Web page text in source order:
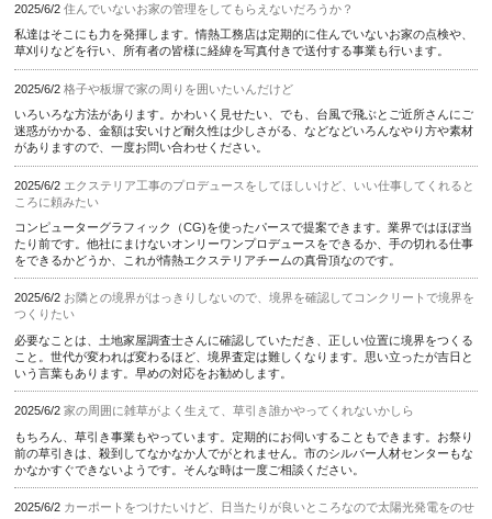
2025/6/2 住んでいないお家の管理をしてもらえないだろうか？
私達はそこにも力を発揮します。情熱工務店は定期的に住んでいないお家の点検や、
草刈りなどを行い、所有者の皆様に経緯を写真付きで送付する事業も行います。
2025/6/2 格子や板塀で家の周りを囲いたいんだけど
いろいろな方法があります。かわいく見せたい、でも、台風で飛ぶとご近所さんにご
迷惑がかかる、金額は安いけど耐久性は少しさがる、などなどいろんなやり方や素材
がありますので、一度お問い合わせください。
2025/6/2 エクステリア工事のプロデュースをしてほしいけど、いい仕事してくれると
ころに頼みたい
コンピューターグラフィック（CG)を使ったパースで提案できます。業界ではほぼ当
たり前です。他社にまけないオンリーワンプロデュースをできるか、手の切れる仕事
をできるかどうか、これが情熱エクステリアチームの真骨頂なのです。
2025/6/2 お隣との境界がはっきりしないので、境界を確認してコンクリートで境界を
つくりたい
必要なことは、土地家屋調査士さんに確認していただき、正しい位置に境界をつくる
こと。世代が変われば変わるほど、境界査定は難しくなります。思い立ったが吉日と
いう言葉もあります。早めの対応をお勧めします。
2025/6/2 家の周囲に雑草がよく生えて、草引き誰かやってくれないかしら
もちろん、草引き事業もやっています。定期的にお伺いすることもできます。お祭り
前の草引きは、殺到してなかなか人でがとれません。市のシルバー人材センターもな
かなかすぐできないようです。そんな時は一度ご相談ください。
2025/6/2 カーポートをつけたいけど、日当たりが良いところなので太陽光発電をのせ